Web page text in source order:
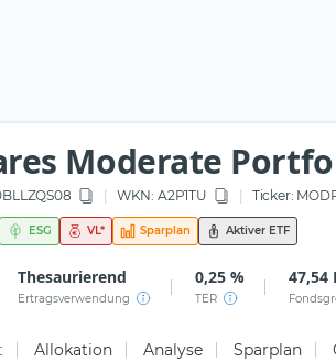
Moderate
WKN: A2P1TU Ticker:
ESG VL* Sparplan Aktiver ETF
Thesaurierend
Ertragsverwendung
0,25 %
TER
47,54
Allokation Analyse Sparplan